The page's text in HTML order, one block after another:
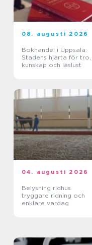
08. augusti 2026
Bokhandel i Uppsala:
Stadens hjärta för tro,
kunskap och läslust
04. augusti 2026
Belysning ridhus
tryggare ridning och
enklare vardag